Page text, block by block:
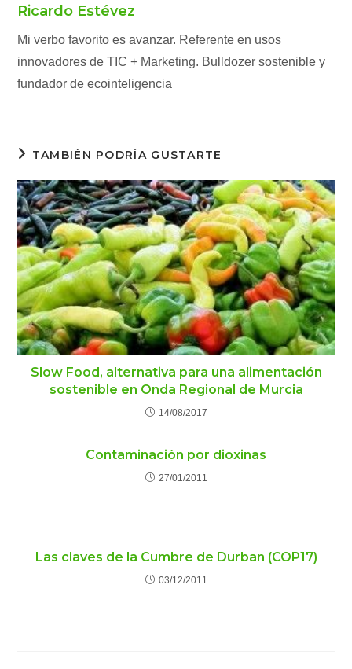
Ricardo Estévez
Mi verbo favorito es avanzar. Referente en usos
innovadores de TIC + Marketing. Bulldozer sostenible y
fundador de ecointeligencia
TAMBIÉN PODRÍA GUSTARTE
Slow Food, alternativa para una alimentación
sostenible en Onda Regional de Murcia
14/08/2017
Contaminación por dioxinas
27/01/2011
Las claves de la Cumbre de Durban (COP17)
03/12/2011